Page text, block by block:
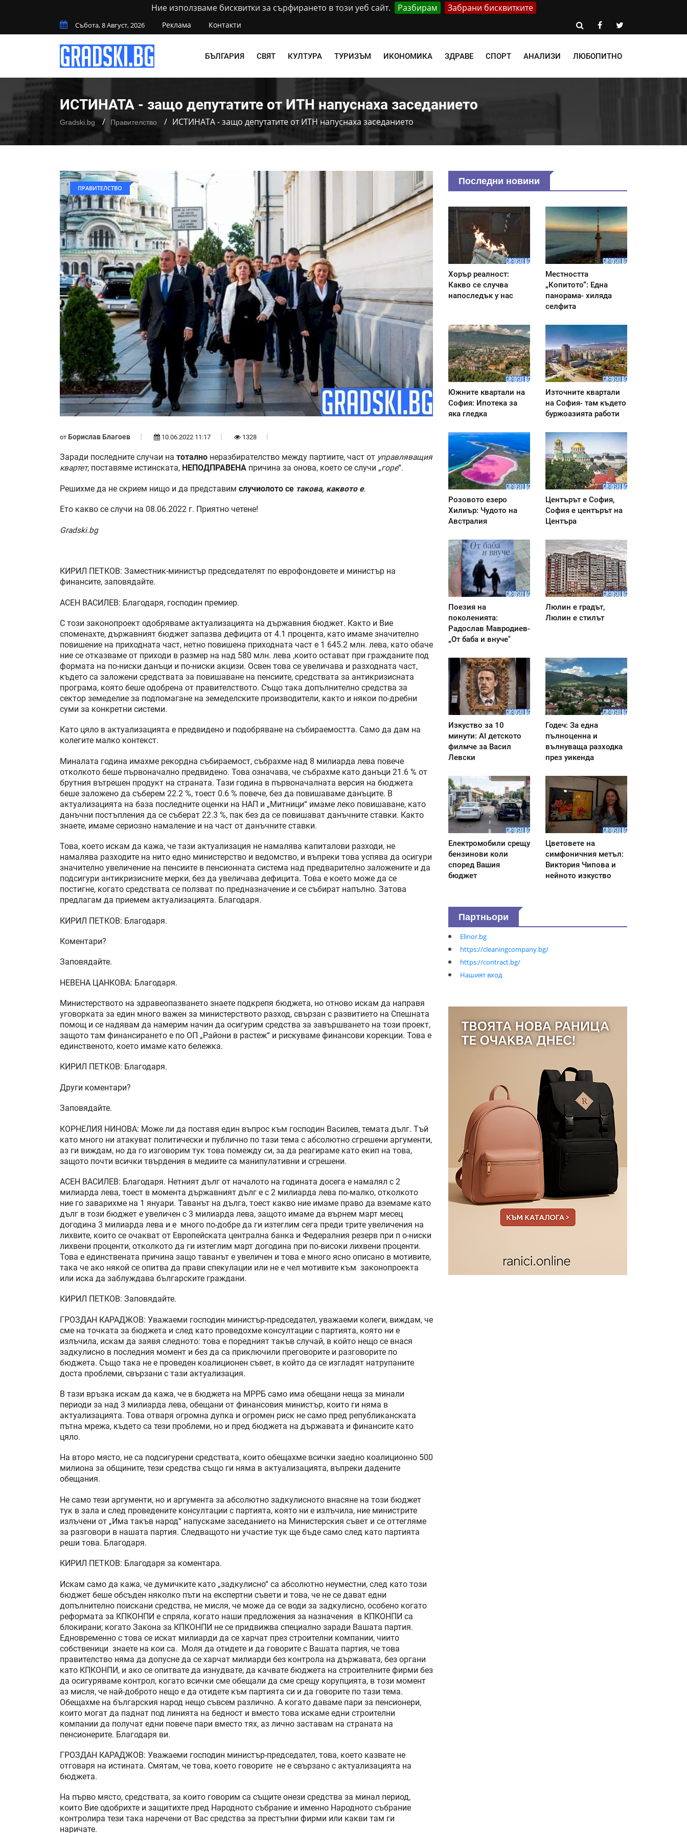
Ние използваме бисквитки за сърфирането в този уеб сайт. Разбирам Забрани бисквитките
Събота, 8 Август, 2026 Реклама Контакти
БЪЛГАРИЯ СВЯТ КУЛТУРА ТУРИЗЪМ ИКОНОМИКА ЗДРАВЕ СПОРТ АНАЛИЗИ ЛЮБОПИТНО
ИСТИНАТА - защо депутатите от ИТН напуснаха заседанието
Gradski.bg Правителство ИСТИНАТА - защо депутатите от ИТН напуснаха заседанието
ПРАВИТЕЛСТВО
от Борислав Благоев 10.06.2022 11:17 1328
Заради последните случаи на тотално неразбирателство между партиите, част от управляващия
квартет, поставяме истинската, НЕПОДПРАВЕНА причина за онова, което се случи „горе“.
Решихме да не скрием нищо и да представим случиолото се такова, каквото е.
Ето какво се случи на 08.06.2022 г. Приятно четене!
Gradski.bg
КИРИЛ ПЕТКОВ: Заместник-министър председателят по еврофондовете и министър на
финансите, заповядайте.
АСЕН ВАСИЛЕВ: Благодаря, господин премиер.
С този законопроект одобряваме актуализацията на държавния бюджет. Както и Вие
споменахте, държавният бюджет запазва дефицита от 4.1 процента, като имаме значително
повишение на приходната част, нетно повишена приходната част е 1 645.2 млн. лева, като обаче
ние се отказваме от приходи в размер на над 580 млн. лева ,които остават при гражданите под
формата на по-ниски данъци и по-ниски акцизи. Освен това се увеличава и разходната част,
където са заложени средствата за повишаване на пенсиите, средствата за антикризисната
програма, която беше одобрена от правителството. Също така допълнително средства за
сектор земеделие за подпомагане на земеделските производители, както и някои по-дребни
суми за конкретни системи.
Като цяло в актуализацията е предвидено и подобряване на събираемостта. Само да дам на
колегите малко контекст.
Миналата година имахме рекордна събираемост, събрахме над 8 милиарда лева повече
отколкото беше първоначално предвидено. Това означава, че събрахме като данъци 21.6 % от
брутния вътрешен продукт на страната. Тази година в първоначалната версия на бюджета
беше заложено да съберем 22.2 %, тоест 0.6 % повече, без да повишаваме данъците. В
актуализацията на база последните оценки на НАП и „Митници“ имаме леко повишаване, като
данъчни постъпления да се съберат 22.3 %, пак без да се повишават данъчните ставки. Както
знаете, имаме сериозно намаление и на част от данъчните ставки.
Това, което искам да кажа, че тази актуализация не намалява капиталови разходи, не
намалява разходите на нито едно министерство и ведомство, и въпреки това успява да осигури
значително увеличение на пенсиите в пенсионната система над предварително заложените и да
подсигури антикризисните мерки, без да увеличава дефицита. Това е което може да се
постигне, когато средствата се ползват по предназначение и се събират напълно. Затова
предлагам да приемем актуализацията. Благодаря.
КИРИЛ ПЕТКОВ: Благодаря.
Коментари?
Заповядайте.
НЕВЕНА ЦАНКОВА: Благодаря.
Министерството на здравеопазването знаете подкрепя бюджета, но отново искам да направя
уговорката за един много важен за министерството разход, свързан с развитието на Спешната
помощ и се надявам да намерим начин да осигурим средства за завършването на този проект,
защото там финансирането е по ОП „Райони в растеж“ и рискуваме финансови корекции. Това е
единственото, което имаме като бележка.
КИРИЛ ПЕТКОВ: Благодаря.
Други коментари?
Заповядайте.
КОРНЕЛИЯ НИНОВА: Може ли да поставя един въпрос към господин Василев, темата дълг. Тъй
като много ни атакуват политически и публично по тази тема с абсолютно сгрешени аргументи,
аз ги виждам, но да го изговорим тук това помежду си, за да реагираме като екип на това,
защото почти всички твърдения в медиите са манипулативни и сгрешени.
АСЕН ВАСИЛЕВ: Благодаря. Нетният дълг от началото на годината досега е намалял с 2
милиарда лева, тоест в момента държавният дълг е с 2 милиарда лева по-малко, отколкото
ние го заварихме на 1 януари. Таванът на дълга, тоест какво ние имаме право да вземаме като
дълг в този бюджет е увеличен с 3 милиарда лева, защото имаме да върнем март месец
догодина 3 милиарда лева и е много по-добре да ги изтеглим сега преди трите увеличения на
лихвите, които се очакват от Европейската централна банка и Федералния резерв при п о-ниски
лихвени проценти, отколкото да ги изтеглим март догодина при по-високи лихвени проценти.
Това е единствената причина защо таванът е увеличен и това е много ясно описано в мотивите,
така че ако някой се опитва да прави спекулации или не е чел мотивите към законопроекта
или иска да заблуждава българските граждани.
КИРИЛ ПЕТКОВ: Заповядайте.
ГРОЗДАН КАРАДЖОВ: Уважаеми господин министър-председател, уважаеми колеги, виждам, че
сме на точката за бюджета и след като проведохме консултации с партията, която ни е
излъчила, искам да заявя следното: това е поредният такъв случай, в който нещо се внася
задкулисно в последния момент и без да са приключили преговорите и разговорите по
бюджета. Също така не е проведен коалиционен съвет, в който да се изгладят натрупаните
доста проблеми, свързани с тази актуализация.
В тази връзка искам да кажа, че в бюджета на МРРБ само има обещани неща за минали
периоди за над 3 милиарда лева, обещани от финансовия министър, които ги няма в
актуализацията. Това отваря огромна дупка и огромен риск не само пред републиканската
пътна мрежа, където са тези проблеми, но и пред бюджета на държавата и финансите като
цяло.
На второ място, не са подсигурени средствата, които обещахме всички заедно коалиционно 500
милиона за общините, тези средства също ги няма в актуализацията, въпреки дадените
обещания.
Не само тези аргументи, но и аргумента за абсолютно задкулисното внасяне на този бюджет
тук в зала и след проведените консултации с партията, която ни е излъчила, ние министрите
излъчени от „Има такъв народ“ напускаме заседанието на Министерския съвет и се оттегляме
за разговори в нашата партия. Следващото ни участие тук ще бъде само след като партията
реши това. Благодаря.
КИРИЛ ПЕТКОВ: Благодаря за коментара.
Искам само да кажа, че думичките като „задкулисно“ са абсолютно неуместни, след като този
бюджет беше обсъден няколко пъти на експертни съвети и това, че не се дават едни
допълнително поискани средства, не мисля, че може да се води за задкулисно, особено когато
реформата за КПКОНПИ е спряла, когато наши предложения за назначения в КПКОНПИ са
блокирани; когато Закона за КПКОНПИ не се придвижва специално заради Вашата партия.
Едновременно с това се искат милиарди да се харчат през строителни компании, чиито
собственици знаете на кои са. Моля да отидете и да говорите с Вашата партия, че това
правителство няма да допусне да се харчат милиарди без контрола на държавата, без органи
като КПКОНПИ, и ако се опитвате да изнудвате, да качвате бюджета на строителните фирми без
да осигуряваме контрол, когато всички сме обещали да сме срещу корупцията, в този момент
аз мисля, че най-доброто нещо е да отидете към партията си и да говорите по тази тема.
Обещахме на българския народ нещо съвсем различно. А когато даваме пари за пенсионери,
които могат да паднат под линията на бедност и вместо това искаме едни строителни
компании да получат едни повече пари вместо тях, аз лично заставам на страната на
пенсионерите. Благодаря ви.
ГРОЗДАН КАРАДЖОВ: Уважаеми господин министър-председател, това, което казвате не
отговаря на истината. Смятам, че това, което говорите не е свързано с актуализацията на
бюджета.
На първо място, средствата, за които говорим са същите онези средства за минал период,
които Вие одобрихте и защитихте пред Народното събрание и именно Народното събрание
контролира тези така наречени от Вас средства за престъпни фирми или какви там ги
наричате.
Последни новини
Хорър реалност:
Какво се случва
напоследък у нас
Местността
„Копитото“: Една
панорама- хиляда
селфита
Южните квартали на
София: Ипотека за
яка гледка
Източните квартали
на София- там където
буржоазията работи
Розовото езеро
Хилиър: Чудото на
Австралия
Центърът е София,
София е центърът на
Центъра
Поезия на
поколенията:
Радослав Мавродиев-
„От баба и внуче"
Люлин е градът,
Люлин е стилът
Изкуство за 10
минути: AI детското
филмче за Васил
Левски
Годеч: За една
пълноценна и
вълнуваща разходка
през уикенда
Електромобили срещу
бензинови коли
според Вашия
бюджет
Цветовете на
симфоничния метъл:
Виктория Чипова и
нейното изкуство
Партньори
Elinor.bg
https://cleaningcompany.bg/
https://contract.bg/
Нашият вход